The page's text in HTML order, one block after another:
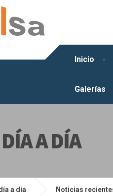
Inicio
Galerías
A DÍA
a día Noticias